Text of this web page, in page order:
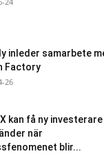
inleder samarbete
Factory
26
kan få ny investerare
när
blir...